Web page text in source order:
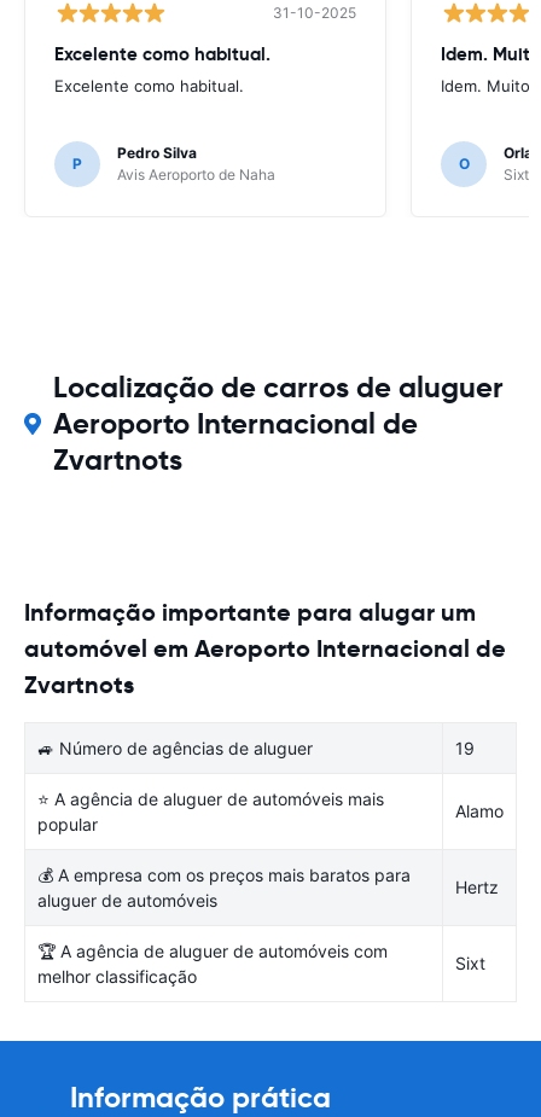
31-10-2025
Excelente como habitual.
Excelente como habitual.
P
Pedro Silva
Avis Aeroporto de Naha
Idem.
Idem. Muito
O
Sixt
Localização de carros de aluguer
Aeroporto Internacional de
Zvartnots
Informação importante para alugar um
automóvel em Aeroporto Internacional de
Zvartnots
🚙 Número de agências de aluguer 19
⭐ A agência de aluguer de automóveis mais
popular
Alamo
💰 A empresa com os preços mais baratos para
aluguer de automóveis
Hertz
🏆 A agência de aluguer de automóveis com
melhor classificação
Sixt
Informação prática